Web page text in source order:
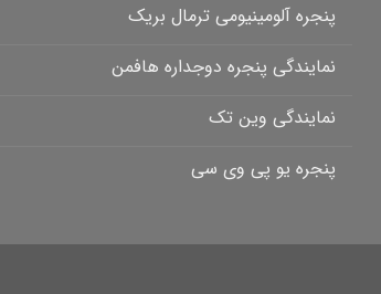
پنجره آلومینیومی ترمال بریک
نمایندگی پنجره دوجداره هافمن
نمایندگی وین تک
پنجره یو پی وی سی